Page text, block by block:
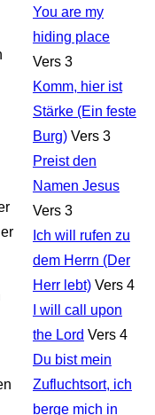
You are my
hiding place
Vers 3
Komm, hier ist
Stärke (Ein feste
Burg) Vers 3
Preist den
Namen Jesus
Vers 3
Ich will rufen zu
dem Herrn (Der
Herr lebt) Vers 4
I will call upon
the Lord Vers 4
Du bist mein
Zufluchtsort, ich
berge mich in